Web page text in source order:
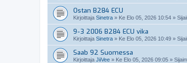
Ostan B284 ECU
Kirjoittaja Sinetra » Ke Elo 05, 2026 10:54 »
9-3 2006 B284 ECU vika
Kirjoittaja Sinetra » Ke Elo 05, 2026 10:49 »
Saab 92 Suomessa
Kirjoittaja JiiVee » Ke Elo 05, 2026 09:05 »